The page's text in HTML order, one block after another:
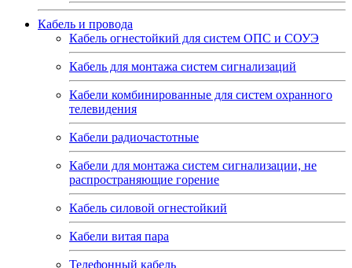
Кабель и провода
Кабель огнестойкий для систем ОПС и СОУЭ
Кабель для монтажа систем сигнализаций
Кабели комбинированные для систем охранного
телевидения
Кабели радиочастотные
Кабели для монтажа систем сигнализации, не
распространяющие горение
Кабель силовой огнестойкий
Кабели витая пара
Телефонный кабель